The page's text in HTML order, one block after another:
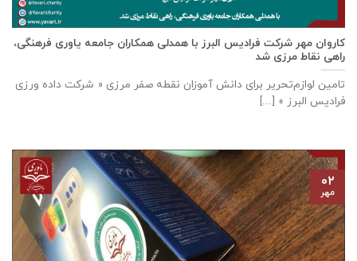
كاروان مهر شرکت فرادیس البرز با همدلی همکاران جامعه یاوری فرهنگی،
راهی نقاط مرزی شد
تامين لوازم‌تحرير برای دانش آموزان نقطه صفر مرزی « شرکت داده ورزی
فراديس البرز » [...]
۰۲
مهر